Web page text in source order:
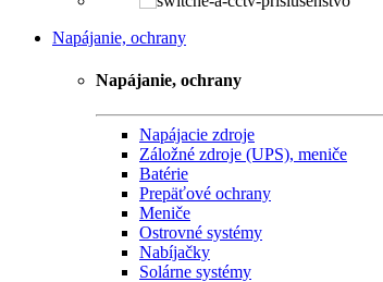
Napájanie, ochrany
Napájanie, ochrany
Napájacie zdroje
Záložné zdroje (UPS), meniče
Batérie
Prepäťové ochrany
Meniče
Ostrovné systémy
Nabíjačky
Solárne systémy